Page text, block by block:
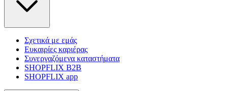
Σχετικά με εμάς
Ευκαιρίες καριέρας
Συνεργαζόμενα καταστήματα
SHOPFLIX B2B
SHOPFLIX app